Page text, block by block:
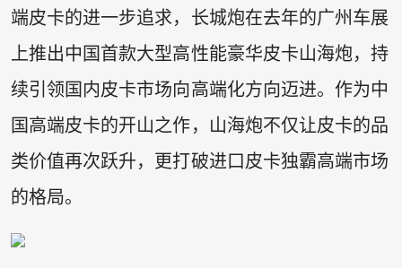
端皮卡的进一步追求，长城炮在去年的广州车展
上推出中国首款大型高性能豪华皮卡山海炮，持
续引领国内皮卡市场向高端化方向迈进。作为中
国高端皮卡的开山之作，山海炮不仅让皮卡的品
类价值再次跃升，更打破进口皮卡独霸高端市场
的格局。